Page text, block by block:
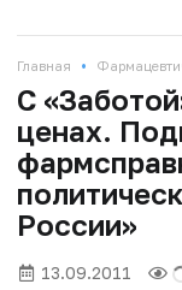
Главная •
С
ценах.
России»
13.09.2011